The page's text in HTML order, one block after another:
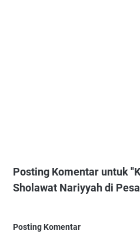
Posting Komentar untuk
Sholawat Nariyyah di
Posting Komentar